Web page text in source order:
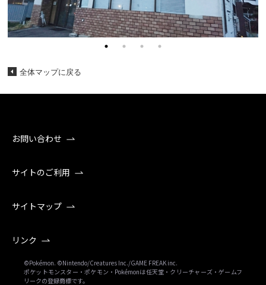
全体マップに戻る
お問い合わせ
サイトのご利用
サイトマップ
リンク
©Pokémon. ©Nintendo/Creatures Inc./GAME FREAK inc.
ポケットモンスター・ポケモン・Pokémonは任天堂・クリーチャーズ・ゲームフ
リークの登録商標です。